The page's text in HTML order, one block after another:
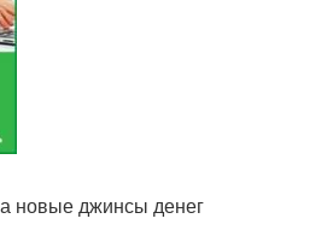
новые джинсы денег